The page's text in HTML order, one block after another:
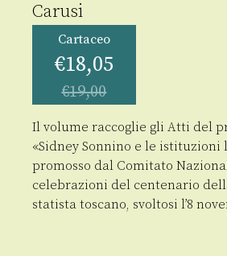
Carusi
Cartaceo
€18,05
€19,00
Il volume raccoglie gli Atti del
«Sidney Sonnino e le istituzioni
promosso dal Comitato
celebrazioni del centenario
statista toscano, svoltosi l’8